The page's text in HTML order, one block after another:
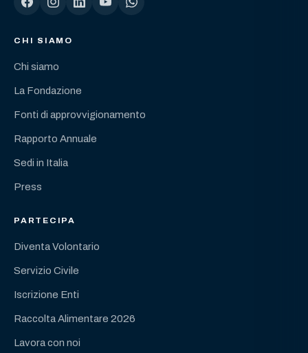
CHI SIAMO
Chi siamo
La Fondazione
Fonti di approvvigionamento
Rapporto Annuale
Sedi in Italia
Press
PARTECIPA
Diventa Volontario
Servizio Civile
Iscrizione Enti
Raccolta Alimentare 2026
Lavora con noi